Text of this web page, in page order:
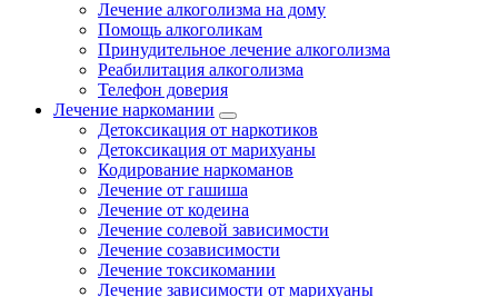
Лечение алкоголизма на дому
Помощь алкоголикам
Принудительное лечение алкоголизма
Реабилитация алкоголизма
Телефон доверия
Лечение наркомании
Детоксикация от наркотиков
Детоксикация от марихуаны
Кодирование наркоманов
Лечение от гашиша
Лечение от кодеина
Лечение солевой зависимости
Лечение созависимости
Лечение токсикомании
Лечение зависимости от марихуаны